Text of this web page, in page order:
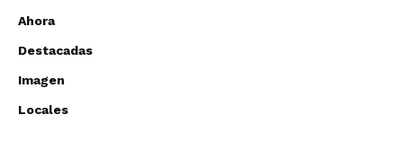
Ahora
Destacadas
Imagen
Locales